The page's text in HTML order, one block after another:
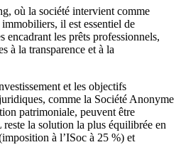
où la société intervient comme
il est essentiel de
encadrant les prêts professionnels,
à la transparence et à la
et les objectifs
comme la Société Anonyme
patrimoniale, peuvent être
la solution la plus équilibrée en
à l’ISoc à 25 %) et